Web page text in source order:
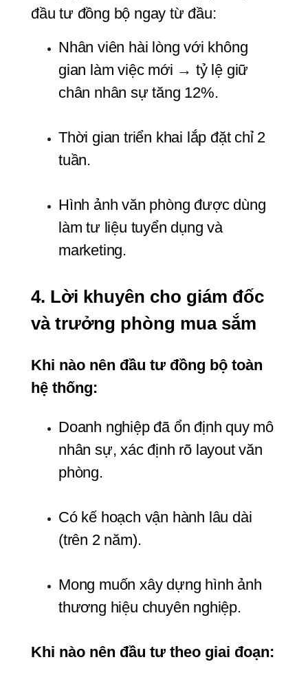
đầu tư đồng bộ ngay từ đầu:
Nhân viên hài lòng với không
gian làm việc mới → tỷ lệ giữ
chân nhân sự tăng 12%.
Thời gian triển khai lắp đặt chỉ 2
tuần.
Hình ảnh văn phòng được dùng
làm tư liệu tuyển dụng và
marketing.
4. Lời khuyên cho giám đốc
và trưởng phòng mua sắm
Khi nào nên đầu tư đồng bộ toàn
hệ thống:
Doanh nghiệp đã ổn định quy mô
nhân sự, xác định rõ layout văn
phòng.
Có kế hoạch vận hành lâu dài
(trên 2 năm).
Mong muốn xây dựng hình ảnh
thương hiệu chuyên nghiệp.
Khi nào nên đầu tư theo giai đoạn: